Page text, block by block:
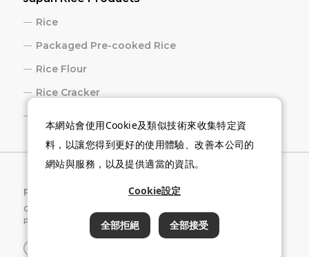
Rice
Packaged Pre-cooked Rice
Rice Flour
Rice Cracker
privacy policy Cookie Settings
Copyright © 2026 Japan Rice and Rice Industry Export
Promotion Association.
本網站會使用Cookie及類似技術來收集特定資
料，以讓您得到更好的使用體驗、改善本公司的
網站與服務，以及提供適當的資訊。
Cookie設定
全部拒絕 全部接受